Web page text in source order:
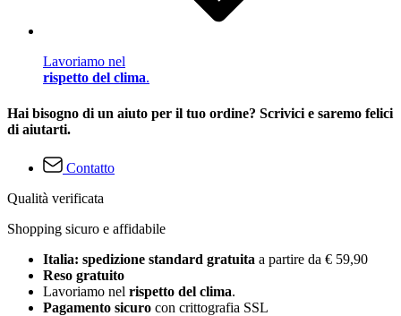
Lavoriamo nel
rispetto del clima.
Hai bisogno di un aiuto per il tuo ordine? Scrivici e saremo felici
di aiutarti.
Contatto
Qualità verificata
Shopping sicuro e affidabile
Italia: spedizione standard gratuita a partire da € 59,90
Reso gratuito
Lavoriamo nel rispetto del clima.
Pagamento sicuro con crittografia SSL